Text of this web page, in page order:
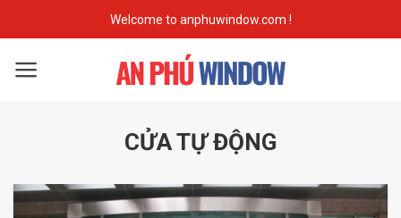
Welcome to anphuwindow.com !
CỬA TỰ ĐỘNG